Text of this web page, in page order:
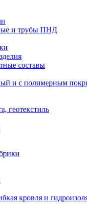
и трубы ПНД
составы
и с полимерным
геотекстиль
кровля и